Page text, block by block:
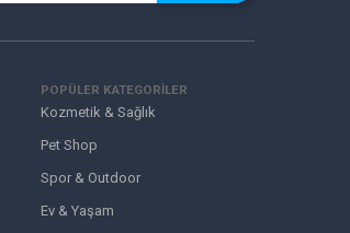
POPÜLER KATEGORİLER
Kozmetik & Sağlık
Pet Shop
Spor & Outdoor
Ev & Yaşam